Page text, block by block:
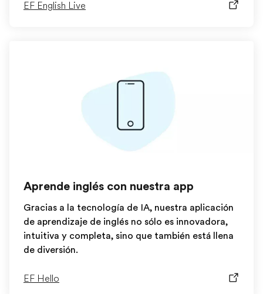
EF English Live
Aprende inglés con nuestra app
Gracias a la tecnología de IA, nuestra aplicación
de aprendizaje de inglés no sólo es innovadora,
intuitiva y completa, sino que también está llena
de diversión.
EF Hello